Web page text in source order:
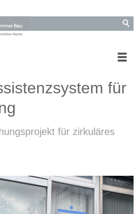
für
für zirkuläres